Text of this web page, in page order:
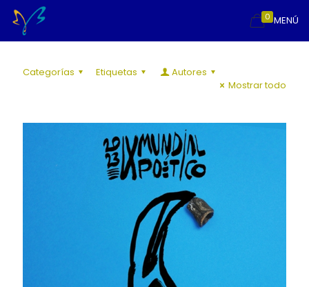
MENÚ
0
Categorías Etiquetas
Autores
Mostrar todo